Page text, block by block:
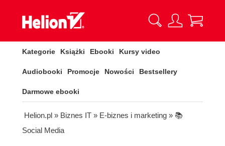
Kategorie Książki Ebooki Kursy video
Audiobooki Promocje Nowości Bestsellery
Darmowe ebooki
Helion.pl » Biznes IT » E-biznes i marketing » 📚
Social Media